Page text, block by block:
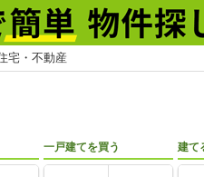
宅・不動産
一戸建てを買う 建て